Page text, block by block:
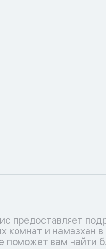
предоставляет
комнат и намазхан
поможет вам найти